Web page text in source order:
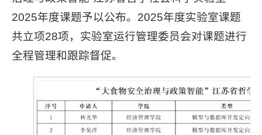
2025年度课题予以公布。2025年度实验室课题
共立项28项，实验室运行管理委员会对课题进行
全程管理和跟踪督促。